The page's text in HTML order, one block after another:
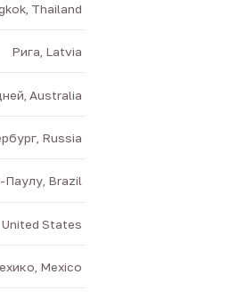
Thailand
Рига, Latvia
Australia
Russia
Паулу, Brazil
States
Mexico